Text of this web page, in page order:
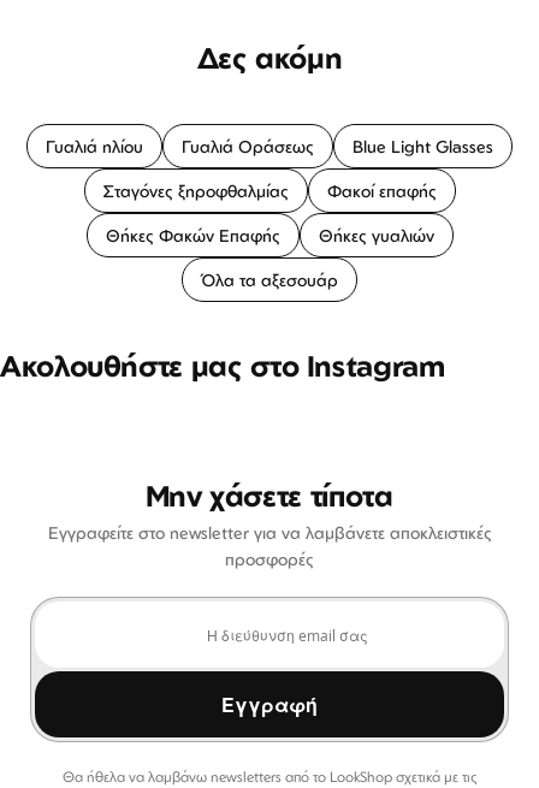
Δες ακόμη
Γυαλιά ηλίου Γυαλιά Οράσεως Blue Light Glasses
Σταγόνες ξηροφθαλμίας Φακοί επαφής
Θήκες Φακών Επαφής Θήκες γυαλιών
Όλα τα αξεσουάρ
Ακολουθήστε μας στο Instagram
Μην χάσετε τίποτα
Εγγραφείτε στο newsletter για να λαμβάνετε αποκλειστικές
προσφορές
Εγγραφή
Θα ήθελα να λαμβάνω newsletters από το LookShop σχετικά με τις